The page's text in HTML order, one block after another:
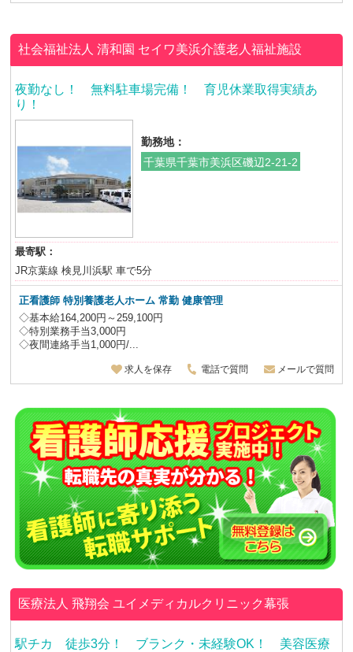
社会福祉法人 清和園 セイワ美浜介護老人福祉施設
夜勤なし！ 無料駐車場完備！ 育児休業取得実績あ
り！
勤務地：
千葉県千葉市美浜区磯辺2-21-2
最寄駅：
JR京葉線 検見川浜駅 車で5分
正看護師 特別養護老人ホーム常勤 健康管理
◇基本給164,200円～259,100円
◇特別業務手当3,000円
◇夜間連絡手当1,000円/...
求人を保存 電話で質問 メールで質問
医療法人 飛翔会ユイメディカルクリニック幕張
駅チカ 徒歩3分！ ブランク・未経験OK！ 美容医療